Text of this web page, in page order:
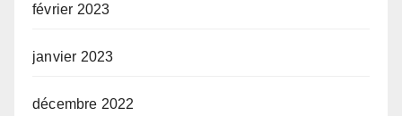
février 2023
janvier 2023
décembre 2022